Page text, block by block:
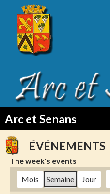
Arc et Senans
TO
CONTENTÉVÉNEMENTS
The week's events
Mois
Semaine Jour